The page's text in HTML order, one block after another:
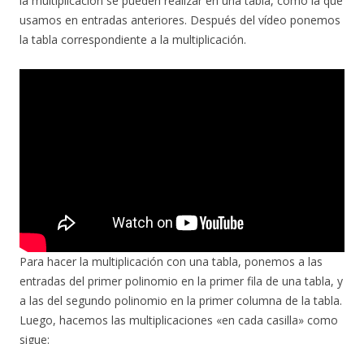
usamos en entradas anteriores. Después del vídeo ponemos
la tabla correspondiente a la multiplicación.
Para hacer la multiplicación con una tabla, ponemos a las
entradas del primer polinomio en la primer fila de una tabla, y
a las del segundo polinomio en la primer columna de la tabla.
Luego, hacemos las multiplicaciones «en cada casilla» como
sigue: